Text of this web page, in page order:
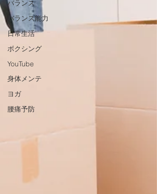
バランス
バランス能力
日常生活
ボクシング
YouTube
身体メンテ
ヨガ
腰痛予防